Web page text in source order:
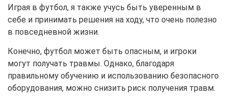
Играя в футбол, я также учусь быть уверенным в
себе и принимать решения на ходу, что очень полезно
в повседневной жизни.
Конечно, футбол может быть опасным, и игроки
могут получать травмы. Однако, благодаря
правильному обучению и использованию безопасного
оборудования, можно снизить риск получения травм.